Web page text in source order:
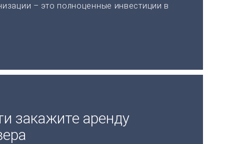
– это полноценные инвестиции в
закажите аренду